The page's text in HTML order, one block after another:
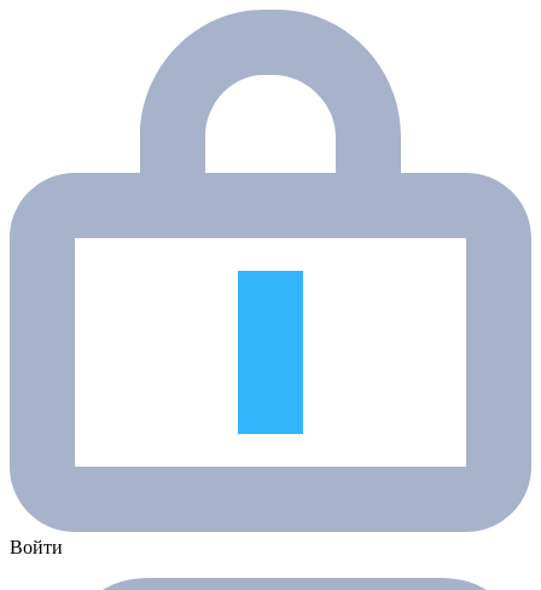
Войти